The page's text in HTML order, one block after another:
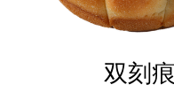
双刻痕